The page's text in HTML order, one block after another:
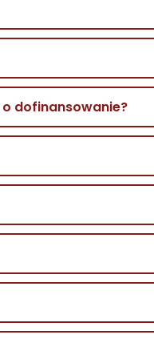
dofinansowanie?